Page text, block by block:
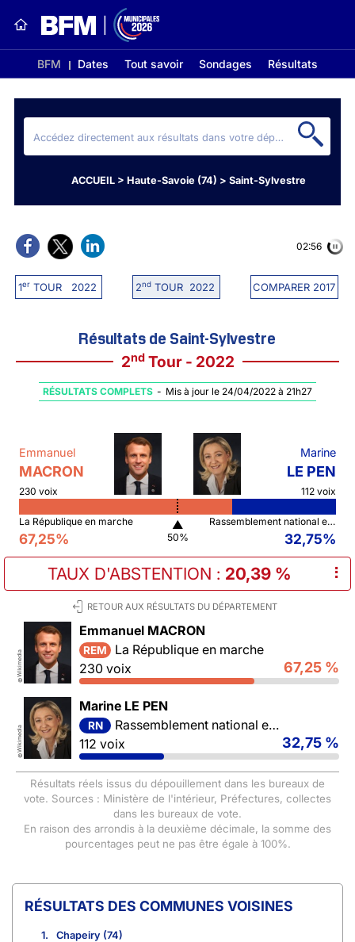
BFM Dates Tout savoir Sondages Résultats
ACCUEIL > Haute-Savoie (74) > Saint-Sylvestre
1erTOUR 2022 2ndTOUR 2022 COMPARER 2017
02:56
Résultats de Saint-Sylvestre
2ndTour - 2022
RÉSULTATS COMPLETS - Mis à jour le 24/04/2022 à 21h27
Emmanuel
MACRON
230 voix
Marine
LE PEN
112 voix
La République en marche
67,25%
▲
50%
Rassemblement national et ses alliés
32,75%
TAUX D'ABSTENTION : 20,39 % ⠇
RETOUR AUX RÉSULTATS DU DÉPARTEMENT
©
Wikimedia
Emmanuel MACRON
REM
La République en marche
230 voix
67,25 %
©
Wikimedia
Marine LE PEN
RN
Rassemblement national et ses alliés
112 voix
32,75 %
Résultats réels issus du dépouillement dans les bureaux de
vote. Sources : Ministère de l'intérieur, Préfectures, collectes
dans les bureaux de vote.
En raison des arrondis à la deuxième décimale, la somme des
pourcentages peut ne pas être égale à 100%.
COMMUNES VOISINES
1.
Chapeiry (74)